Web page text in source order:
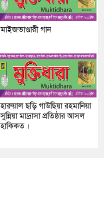
মাইজভাণ্ডারী গান
হারুয়াল ছড়ি গাউছিয়া রহমানিয়া
সুন্নিয়া মাদ্রাসা প্রতিষ্ঠার আসল
হাকিকত ।